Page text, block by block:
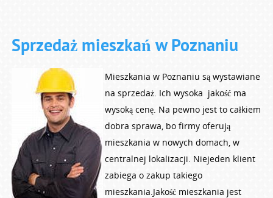
Sprzedaż mieszkań w Poznaniu
Mieszkania w Poznaniu są wystawiane
na sprzedaż. Ich wysoka jakość ma
wysoką cenę. Na pewno jest to całkiem
dobra sprawa, bo firmy oferują
mieszkania w nowych domach, w
centralnej lokalizacji. Niejeden klient
zabiega o zakup takiego
mieszkania.Jakość mieszkania jest